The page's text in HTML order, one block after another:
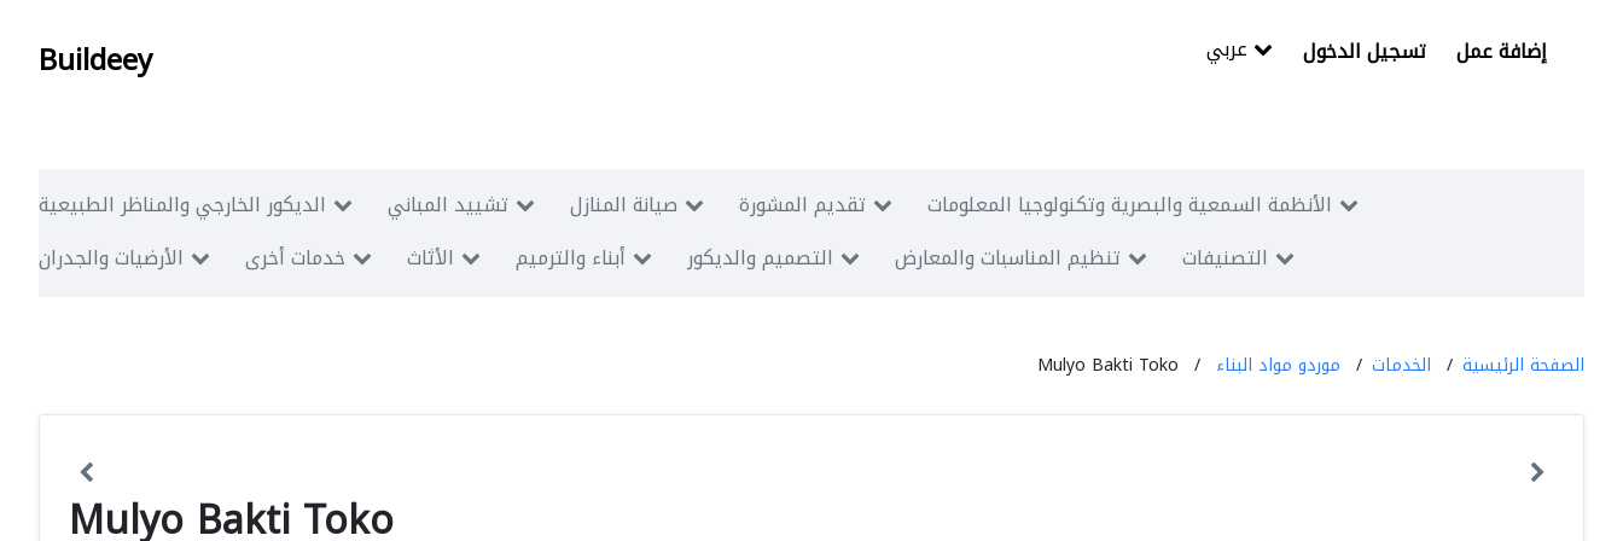
Buildeey تسجيل الدخول إضافة عمل
الديكور الخارجي والمناظر الطبيعية تشييد المباني صيانة المنازل تقديم المشورة
الأنظمة السمعية والبصرية وتكنولوجيا المعلومات
الأرضيات والجدران
خدمات أخرى الأثاث أبناء والترميم التصميم والديكور تنظيم المناسبات والمعارض التصنيفات
الصفحة الرئيسية الخدمات موردو مواد البناء Mulyo Bakti Toko
Mulyo Bakti Toko